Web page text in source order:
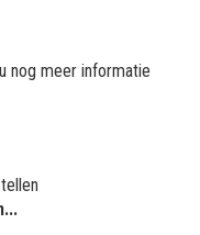
nog meer informatie